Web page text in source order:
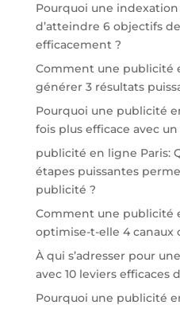
Pourquoi une
d’atteindre 6 objectifs
efficacement ?
Comment une publicité
générer 3 résultats
Pourquoi une publicité
fois plus efficace avec
publicité en ligne Paris:
étapes puissantes
publicité ?
Comment une publicité
optimise-t-elle 4 canaux
À qui s’adresser pour
avec 10 leviers efficaces
Pourquoi une publicité